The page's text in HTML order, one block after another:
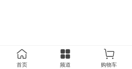
首页 频道 购物车